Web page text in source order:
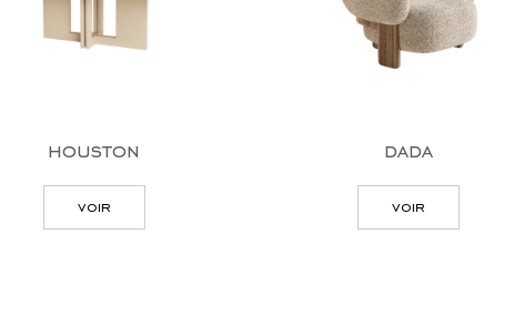
houston
voir
dada
voir